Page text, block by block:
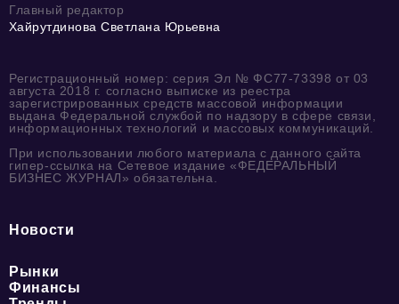
Главный редактор
Хайрутдинова Светлана Юрьевна
Регистрационный номер: серия Эл № ФС77-73398 от 03
августа 2018 г. согласно выписке из реестра
зарегистрированных средств массовой информации
выдана Федеральной службой по надзору в сфере связи,
информационных технологий и массовых коммуникаций.
При использовании любого материала с данного сайта
гипер-ссылка на Сетевое издание «ФЕДЕРАЛЬНЫЙ
БИЗНЕС ЖУРНАЛ» обязательна.
Новости
Рынки
Финансы